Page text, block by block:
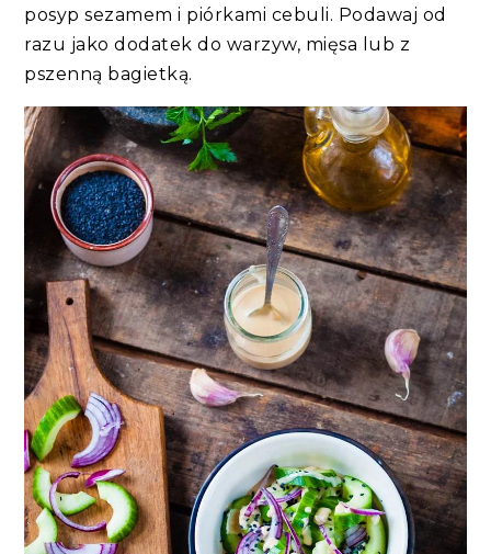
posyp sezamem i piórkami cebuli. Podawaj od
razu jako dodatek do warzyw, mięsa lub z
pszenną bagietką.